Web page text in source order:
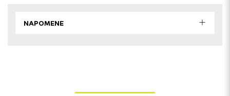
NAPOMENE